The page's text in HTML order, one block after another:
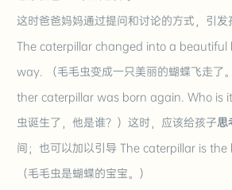
这时爸爸妈妈通过提问和讨论的方式，引发
The caterpillar changed into a
way. （毛毛虫变成一只美丽的蝴蝶飞走了
ther caterpillar was born again. Who is
虫诞生了，他是谁？）这时，应该给孩子思
间；也可以加以引导 The caterpillar is
（毛毛虫是蝴蝶的宝宝。）